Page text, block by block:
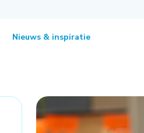
Nieuws & inspiratie